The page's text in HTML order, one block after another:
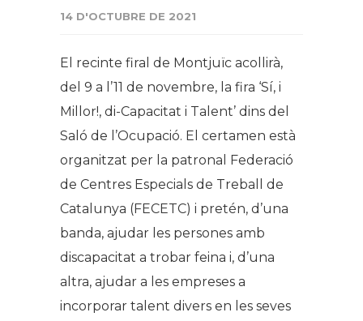
14 D'OCTUBRE DE 2021
El recinte firal de Montjuïc acollirà,
del 9 a l’11 de novembre, la fira ‘Sí, i
Millor!, di-Capacitat i Talent’ dins del
Saló de l’Ocupació. El certamen està
organitzat per la patronal Federació
de Centres Especials de Treball de
Catalunya (FECETC) i pretén, d’una
banda, ajudar les persones amb
discapacitat a trobar feina i, d’una
altra, ajudar a les empreses a
incorporar talent divers en les seves